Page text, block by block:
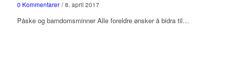
0 Kommentarer / 8. april 2017
Påske og barndomsminner Alle foreldre ønsker å bidra til…